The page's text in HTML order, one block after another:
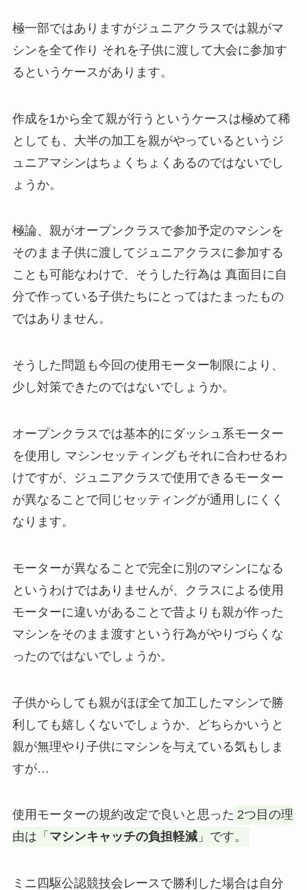
極一部ではありますがジュニアクラスでは親がマ
シンを全て作り それを子供に渡して大会に参加す
るというケースがあります。
作成を1から全て親が行うというケースは極めて稀
としても、大半の加工を親がやっているというジ
ュニアマシンはちょくちょくあるのではないでし
ょうか。
極論、親がオープンクラスで参加予定のマシンを
そのまま子供に渡してジュニアクラスに参加する
ことも可能なわけで、そうした行為は 真面目に自
分で作っている子供たちにとってはたまったもの
ではありません。
そうした問題も今回の使用モーター制限により、
少し対策できたのではないでしょうか。
オープンクラスでは基本的にダッシュ系モーター
を使用し マシンセッティングもそれに合わせるわ
けですが、ジュニアクラスで使用できるモーター
が異なることで同じセッティングが通用しにくく
なります。
モーターが異なることで完全に別のマシンになる
というわけではありませんが、クラスによる使用
モーターに違いがあることで昔よりも親が作った
マシンをそのまま渡すという行為がやりづらくな
ったのではないでしょうか。
子供からしても親がほぼ全て加工したマシンで勝
利しても嬉しくないでしょうか、どちらかいうと
親が無理やり子供にマシンを与えている気もしま
すが…
使用モーターの規約改定で良いと思った 2つ目の理
由は「 マシンキャッチの負担軽減」です。
ミニ四駆公認競技会レースで勝利した場合は自分